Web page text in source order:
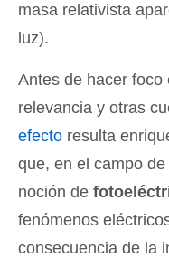
masa relativista
luz).
Antes de hacer
relevancia y otras
efecto resulta
que, en el campo de
noción de
fenómenos
consecuencia de la